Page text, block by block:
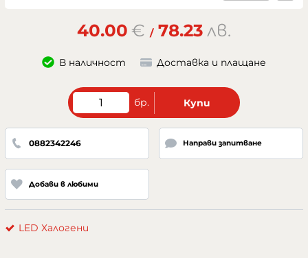
40.00 € / 78.23 лв.
В наличност Доставка и плащане
бр. Купи
0882342246 Направи запитване
Добави в любими
LED Халогени